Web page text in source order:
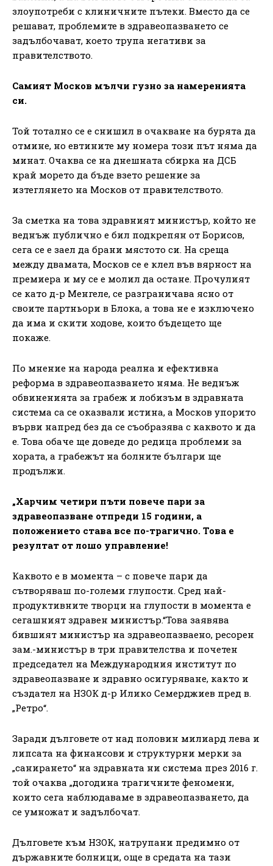
злоупотреби с клиничните пътеки. Вместо да се
решават, проблемите в здравеопазването се
задълбочават, което трупа негативи за
правителството.
Самият Москов мълчи гузно за намеренията
си.
Той тотално се е снишил в очакване на бурята да
отмине, но евтините му номера този път няма да
минат. Очаква се на днешната сбирка на ДСБ
край морето да бъде взето решение за
изтеглянето на Москов от правителството.
За сметка на това здравният министър, който не
веднъж публично е бил подкрепян от Борисов,
сега се е заел да брани мястото си. На среща
между двамата, Москов се е клел във вярност на
премиера и му се е молил да остане. Прочулият
се като д-р Менгеле, се разграничава ясно от
своите партньори в Блока, а това не е изключено
да има и скити ходове, които бъдещето ще
покаже.
По мнение на народа реална и ефективна
реформа в здравеопазването няма. Не веднъж
обвиненията за грабеж и лобизъм в здравната
система са се оказвали истина, а Москов упорито
върви напред без да се съобразява с каквото и да
е. Това обаче ще доведе до редица проблеми за
хората, а грабежът на болните българи ще
продължи.
„Харчим четири пъти повече пари за
здравеопазване отпреди 15 години, а
положението става все по-трагично. Това е
резултат от лошо управление!
Каквото е в момента – с повече пари да
сътворяваш по-големи глупости. Сред най-
продуктивните творци на глупости в момента е
сегашният здравен министър.“Това заявява
бившият министър на здравеопазваено, ресорен
зам.-министър в три правителства и почетен
председател на Международния институт по
здравеопазване и здравно осигуряване, както и
създател на НЗОК д-р Илико Семерджиев пред в.
„Ретро“.
Заради дълговете от над половин милиард лева и
липсата на финансови и структурни мерки за
„санирането“ на здравната ни система през 2016 г.
той очаква „догодина трагичните феномени,
които сега наблюдаваме в здравеопазването, да
се умножат и задълбочат.
Дълговете към НЗОК, натрупани предимно от
държавните болници, още в средата на тази